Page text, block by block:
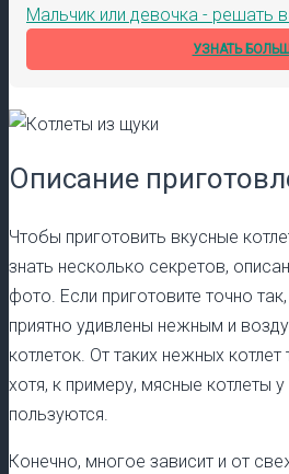
Мальчик или девочка - решать
УЗНАТЬ
Описание
Чтобы приготовить вкусные
знать несколько секретов,
фото. Если приготовите точно
приятно удивлены нежным и
котлеток. От таких нежных
хотя, к примеру, мясные котлеты
пользуются.
Конечно, многое зависит и от